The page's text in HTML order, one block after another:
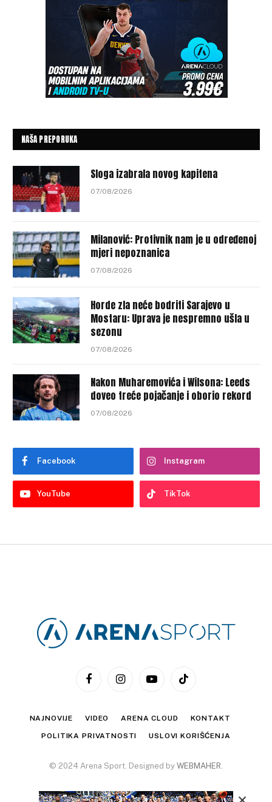
NAŠA PREPORUKA
Sloga izabrala novog kapitena
07/08/2026
Milanović: Protivnik nam je u određenoj
mjeri nepoznanica
07/08/2026
Horde zla neće bodriti Sarajevo u
Mostaru: Uprava je nespremno ušla u
sezonu
07/08/2026
Nakon Muharemovića i Wilsona: Leeds
doveo treće pojačanje i oborio rekord
07/08/2026
Facebook Instagram
YouTube TikTok
FacebookInstagramYouTubeTikTok
NAJNOVIJE VIDEO ARENA CLOUD KONTAKT
POLITIKA PRIVATNOSTI USLOVI KORIŠĆENJA
© 2024 Arena Sport. Designed by WEBMAHER